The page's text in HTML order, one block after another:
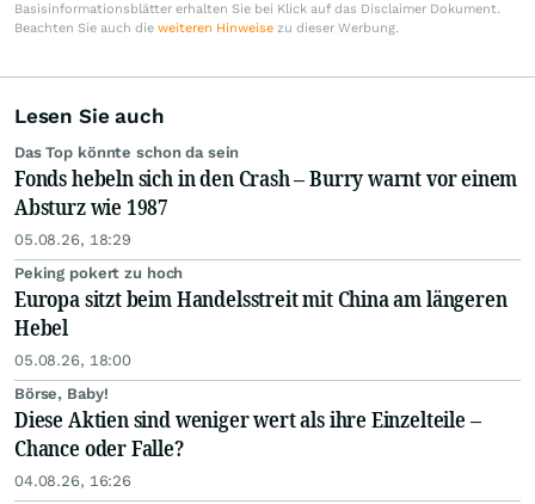
Basisinformationsblätter erhalten Sie bei Klick auf das Disclaimer Dokument.
Beachten Sie auch die weiteren Hinweise zu dieser Werbung.
Lesen Sie auch
Das Top könnte schon da sein
Fonds hebeln sich in den Crash – Burry warnt vor einem
Absturz wie 1987
05.08.26, 18:29
Peking pokert zu hoch
Europa sitzt beim Handelsstreit mit China am längeren
Hebel
05.08.26, 18:00
Börse, Baby!
Diese Aktien sind weniger wert als ihre Einzelteile –
Chance oder Falle?
04.08.26, 16:26